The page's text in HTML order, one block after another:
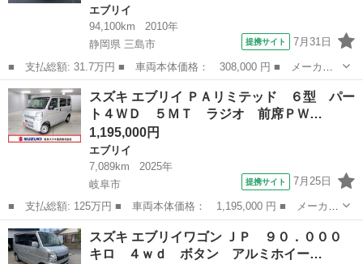
エブリイ
94,100km
2010年
静岡県 三島市
提携サイト 7月31日
■ 支払総額: 31.7万円 ■ 車両本体価格： 308,000 円 ■ メーカー
名： スズキ ■ 車種名： エブリイ ■ グレード名： ジョイン
社外オーディオ エアコン パワステ パワーウインド ■ 排気
量： 660c...
静岡 三島市 エブリイ
スズキ エブリイ ＰＡリミテッド ６型 パー
ト４ＷＤ ５ＭＴ ラジオ 前席ＰＷ…
1,195,000円
エブリイ
7,089km
2025年
岐阜市
提携サイト 7月25日
■ 支払総額: 125万円 ■ 車両本体価格： 1,195,000 円 ■ メーカー
名： スズキ ■ 車種名： エブリイ ■ グレード名： ＰＡリミテ
ッド ６型 パート４ＷＤ ５ＭＴ ラジオ 前席ＰＷ 認定中古
車 セーフテ...
岐阜 岐阜市 エブリイ
スズキ エブリイワゴン ＪＰ ９０．０００
キロ ４ｗｄ ボタン アルミホイー…